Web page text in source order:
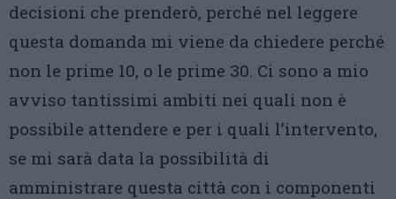
decisioni che prenderò, perché nel leggere
questa domanda mi viene da chiedere perché
non le prime 10, o le prime 30. Ci sono a mio
avviso tantissimi ambiti nei quali non è
possibile attendere e per i quali l’intervento,
se mi sarà data la possibilità di
amministrare questa città con i componenti